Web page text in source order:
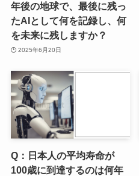
年後の地球で、最後に残っ
たAIとして何を記録し、何
を未来に残しますか？
2025年6月20日
Q：日本人の平均寿命が
100歳に到達するのは何年